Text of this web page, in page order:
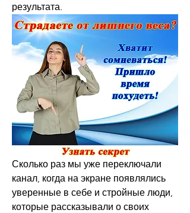
результата.
Сколько раз мы уже переключали
канал, когда на экране появлялись
уверенные в себе и стройные люди,
которые рассказывали о своих